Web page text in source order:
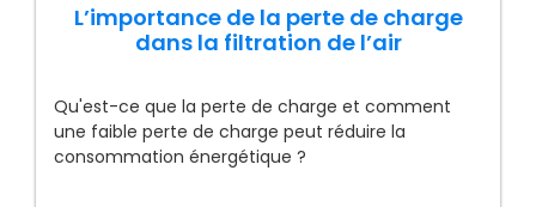
L’importance de la perte de charge
dans la filtration de l’air
Qu'est-ce que la perte de charge et comment
une faible perte de charge peut réduire la
consommation énergétique ?